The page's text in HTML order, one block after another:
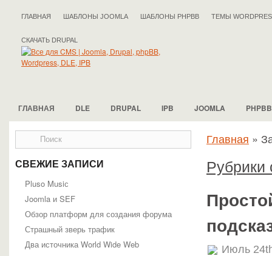
ГЛАВНАЯ ШАБЛОНЫ JOOMLA ШАБЛОНЫ PHPBB ТЕМЫ
СКАЧАТЬ DRUPAL
ГЛАВНАЯ DLE DRUPAL IPB JOOMLA PHPBB
СВЕЖИЕ ЗАПИСИ
Pluso Musiс
Joomla и SEF
Обзор платформ для создания форума
Страшный зверь трафик
Два источника World Wide Web
Главная »
Рубрики
Июль